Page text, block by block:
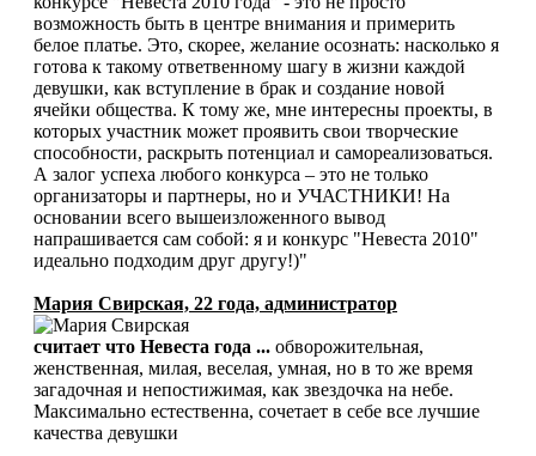
возможность быть в центре внимания и примерить
белое платье. Это, скорее, желание осознать: насколько я
готова к такому ответвенному шагу в жизни каждой
девушки, как вступление в брак и создание новой
ячейки общества. К тому же, мне интересны проекты, в
которых участник может проявить свои творческие
способности, раскрыть потенциал и самореализоваться.
А залог успеха любого конкурса – это не только
организаторы и партнеры, но и УЧАСТНИКИ! На
основании всего вышеизложенного вывод
напрашивается сам собой: я и конкурс "Невеста 2010"
идеально подходим друг другу!)"
Мария Свирская, 22 года, администратор
считает что Невеста года ... обворожительная,
женственная, милая, веселая, умная, но в то же время
загадочная и непостижимая, как звездочка на небе.
Максимально естественна, сочетает в себе все лучшие
качества девушки